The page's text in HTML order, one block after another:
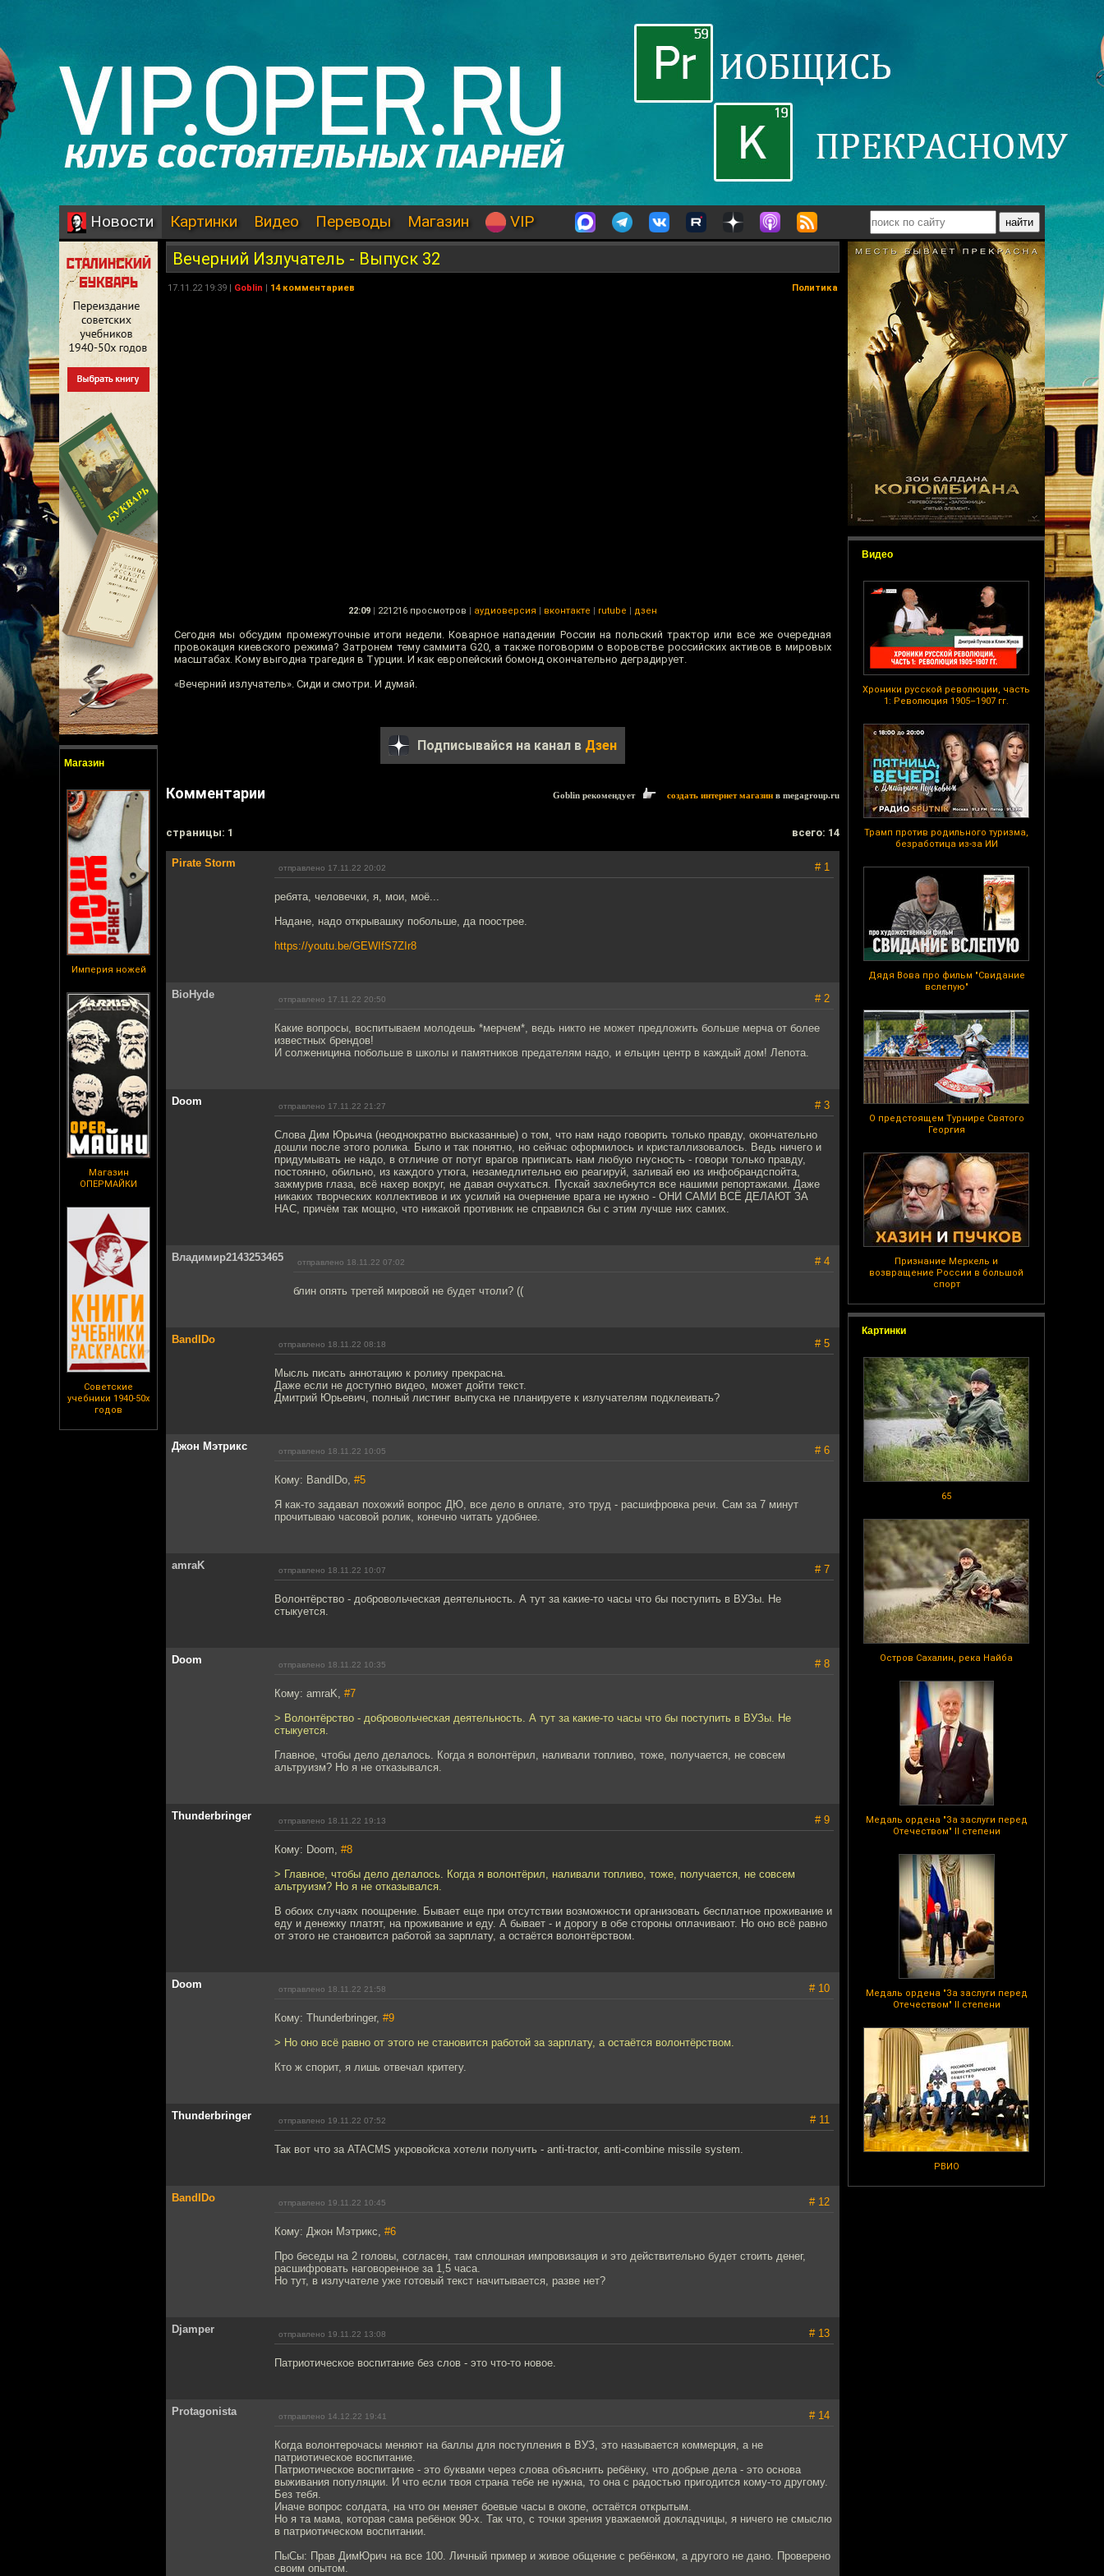
Новости Картинки Видео Переводы Магазин VIP
Магазин
Империя ножей
Магазин
ОПЕРМАЙКИ
Советские
учебники 1940-50х
годов
Видео
Хроники русской революции, часть
1: Революция 1905–1907 гг.
Трамп против родильного туризма,
безработица из-за ИИ
Дядя Вова про фильм "Свидание
вслепую"
О предстоящем Турнире Святого
Георгия
Признание Меркель и
возвращение России в большой
спорт
Картинки
65
Остров Сахалин, река Найба
Медаль ордена "За заслуги перед
Отечеством" II степени
Медаль ордена "За заслуги перед
Отечеством" II степени
РВИО
Вечерний Излучатель - Выпуск 32
17.11.22 19:39 | Goblin | 14 комментариев Политика
22:09 | 221216 просмотров | аудиоверсия | вконтакте | rutube | дзен
Сегодня мы обсудим промежуточные итоги недели. Коварное нападении России на польский трактор или все же очередная
провокация киевского режима? Затронем тему саммита G20, а также поговорим о воровстве российских активов в мировых
масштабах. Кому выгодна трагедия в Турции. И как европейский бомонд окончательно деградирует.
«Вечерний излучатель». Сиди и смотри. И думай.
Подписывайся на канал в Дзен
Комментарии Goblin рекомендует создать интернет магазин в megagroup.ru
cтраницы: 1 всего: 14
Pirate Storm отправлено 17.11.22 20:02 # 1
ребята, человечки, я, мои, моё...
Надане, надо открывашку побольше, да поострее.
https://youtu.be/GEWIfS7ZIr8
BioHyde отправлено 17.11.22 20:50 # 2
Какие вопросы, воспитываем молодешь *мерчем*, ведь никто не может предложить больше мерча от более
известных брендов!
И солженицина побольше в школы и памятников предателям надо, и ельцин центр в каждый дом! Лепота.
Doom отправлено 17.11.22 21:27 # 3
Слова Дим Юрьича (неоднократно высказанные) о том, что нам надо говорить только правду, окончательно
дошли после этого ролика. Было и так понятно, но сейчас оформилось и кристаллизовалось. Ведь ничего и
придумывать не надо, в отличие от потуг врагов приписать нам любую гнусность - говори только правду,
постоянно, обильно, из каждого утюга, незамедлительно ею реагируй, заливай ею из инфобрандспойта,
зажмурив глаза, всё нахер вокруг, не давая очухаться. Пускай захлебнутся все нашими репортажами. Даже
никаких творческих коллективов и их усилий на очернение врага не нужно - ОНИ САМИ ВСЁ ДЕЛАЮТ ЗА
НАС, причём так мощно, что никакой противник не справился бы с этим лучше них самих.
Владимир2143253465 отправлено 18.11.22 07:02 # 4
блин опять третей мировой не будет чтоли? ((
BandIDo отправлено 18.11.22 08:18 # 5
Мысль писать аннотацию к ролику прекрасна.
Даже если не доступно видео, может дойти текст.
Дмитрий Юрьевич, полный листинг выпуска не планируете к излучателям подклеивать?
Джон Мэтрикс отправлено 18.11.22 10:05 # 6
Кому: BandIDo, #5
Я как-то задавал похожий вопрос ДЮ, все дело в оплате, это труд - расшифровка речи. Сам за 7 минут
прочитываю часовой ролик, конечно читать удобнее.
amraK отправлено 18.11.22 10:07 # 7
Волонтёрство - добровольческая деятельность. А тут за какие-то часы что бы поступить в ВУЗы. Не
стыкуется.
Doom отправлено 18.11.22 10:35 # 8
Кому: amraK, #7
> Волонтёрство - добровольческая деятельность. А тут за какие-то часы что бы поступить в ВУЗы. Не
стыкуется.
Главное, чтобы дело делалось. Когда я волонтёрил, наливали топливо, тоже, получается, не совсем
альтруизм? Но я не отказывался.
Thunderbringer отправлено 18.11.22 19:13 # 9
Кому: Doom, #8
> Главное, чтобы дело делалось. Когда я волонтёрил, наливали топливо, тоже, получается, не совсем
альтруизм? Но я не отказывался.
В обоих случаях поощрение. Бывает еще при отсутствии возможности организовать бесплатное проживание и
еду и денежку платят, на проживание и еду. А бывает - и дорогу в обе стороны оплачивают. Но оно всё равно
от этого не становится работой за зарплату, а остаётся волонтёрством.
Doom отправлено 18.11.22 21:58 # 10
Кому: Thunderbringer, #9
> Но оно всё равно от этого не становится работой за зарплату, а остаётся волонтёрством.
Кто ж спорит, я лишь отвечал критегу.
Thunderbringer отправлено 19.11.22 07:52 # 11
Так вот что за ATACMS укровойска хотели получить - anti-tractor, anti-combine missile system.
BandIDo отправлено 19.11.22 10:45 # 12
Кому: Джон Мэтрикс, #6
Про беседы на 2 головы, согласен, там сплошная импровизация и это действительно будет стоить денег,
расшифровать наговоренное за 1,5 часа.
Но тут, в излучателе уже готовый текст начитывается, разве нет?
Djamper отправлено 19.11.22 13:08 # 13
Патриотическое воспитание без слов - это что-то новое.
Protagonista отправлено 14.12.22 19:41 # 14
Когда волонтерочасы меняют на баллы для поступления в ВУЗ, это называется коммерция, а не
патриотическое воспитание.
Патриотическое воспитание - это буквами через слова объяснить ребёнку, что добрые дела - это основа
выживания популяции. И что если твоя страна тебе не нужна, то она с радостью пригодится кому-то другому.
Без тебя.
Иначе вопрос солдата, на что он меняет боевые часы в окопе, остаётся открытым.
Но я та мама, которая сама ребёнок 90-х. Так что, с точки зрения уважаемой докладчицы, я ничего не смыслю
в патриотическом воспитании.
ПыСы: Прав ДимЮрич на все 100. Личный пример и живое общение с ребёнком, а другого не дано. Проверено
своим опытом.